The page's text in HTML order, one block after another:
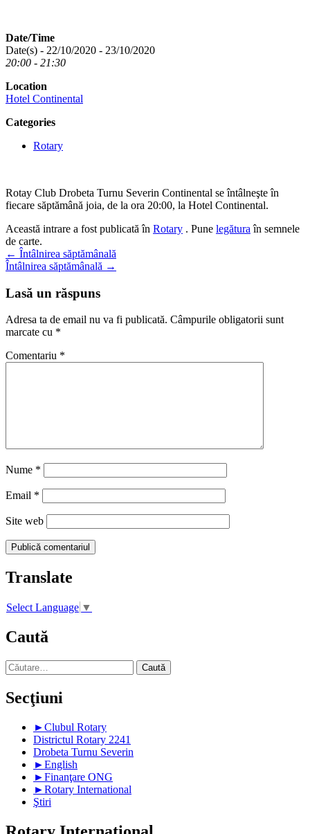
Date/Time
Date(s) - 22/10/2020 - 23/10/2020
20:00 - 21:30
Location
Hotel Continental
Categories
Rotary
Rotay Club Drobeta Turnu Severin Continental se întâlneşte în
fiecare săptămână joia, de la ora 20:00, la Hotel Continental.
Această intrare a fost publicată în Rotary . Pune legătura în semnele
de carte.
Navigare
în
articole
← Întâlnirea săptămânală
Întâlnirea săptămânală →
Lasă un răspuns
Adresa ta de email nu va fi publicată. Câmpurile obligatorii sunt
marcate cu *
Comentariu *
Nume *
Email *
Site web
Translate
Select Language ▼
Caută
Caută
după:
Secţiuni
►Clubul Rotary
Districtul Rotary 2241
Drobeta Turnu Severin
►English
►Finanţare ONG
►Rotary International
Ştiri